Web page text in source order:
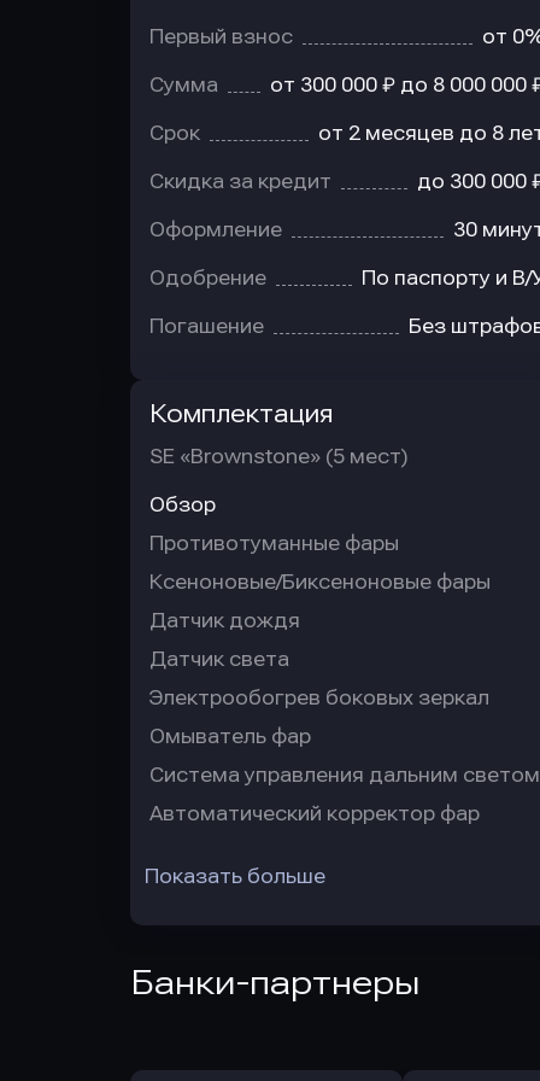
Первый взнос от
Сумма от 300 000 ₽ до 8 000 000
Срок от 2 месяцев до 8
Скидка за кредит до 300 000
Оформление 30
Одобрение По паспорту и В/
Погашение Без
Комплектация
SE «Brownstone» (5 мест)
Обзор
Противотуманные фары
Ксеноновые/Биксеноновые фары
Датчик дождя
Датчик света
Электрообогрев боковых зеркал
Омыватель фар
Система управления дальним светом
Автоматический корректор фар
Показать больше
Банки-партнеры